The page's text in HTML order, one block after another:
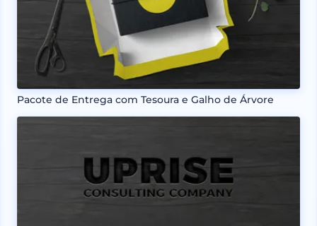
Pacote de Entrega com Tesoura e Galho de Árvore